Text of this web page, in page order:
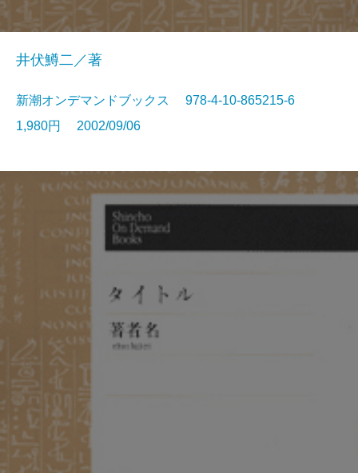
井伏鱒二／著
新潮オンデマンドブックス 978-4-10-865215-6
1,980円 2002/09/06